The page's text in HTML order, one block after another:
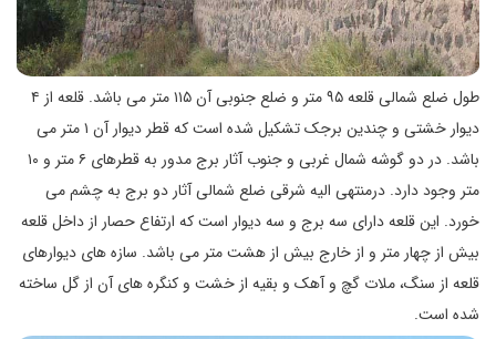
طول ضلع شمالی قلعه ۹۵ متر و ضلع جنوبی آن ۱۱۵ متر می باشد. قلعه از ۴
دیوار خشتی و چندین برجک تشکیل شده است که قطر دیوار آن ۱ متر می
باشد. در دو گوشه شمال‌ غربی و جنوب آثار برج مدور به قطرهای ۶ متر و ۱۰
متر وجود دارد. درمنتهی‌ الیه شرقی ضلع شمالی آثار دو برج به چشم می‌
خورد. این قلعه دارای سه برج و سه دیوار است که ارتفاع حصار از داخل قلعه
بیش از چهار متر و از خارج بیش از هشت متر می باشد. سازه‌ های دیوارهای
قلعه از سنگ، ملات گچ و آهک و بقیه از خشت و کنگره‌ های آن از گل ساخته
شده است.